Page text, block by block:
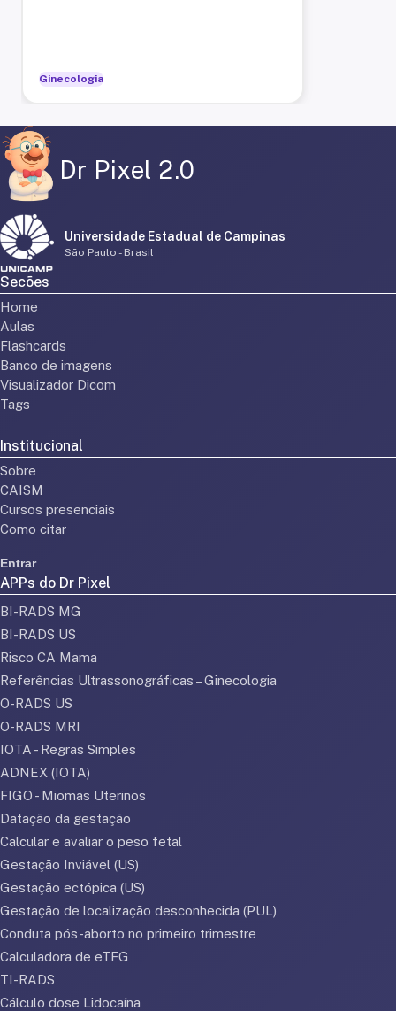
Ginecologia
Dr Pixel 2.0
Universidade Estadual de Campinas
São Paulo - Brasil
Secões
Home
Aulas
Flashcards
Banco de imagens
Visualizador Dicom
Tags
Institucional
Sobre
CAISM
Cursos presenciais
Como citar
Entrar
APPs do Dr Pixel
BI-RADS MG
BI-RADS US
Risco CA Mama
Referências Ultrassonográficas – Ginecologia
O-RADS US
O-RADS MRI
IOTA - Regras Simples
ADNEX (IOTA)
FIGO - Miomas Uterinos
Datação da gestação
Calcular e avaliar o peso fetal
Gestação Inviável (US)
Gestação ectópica (US)
Gestação de localização desconhecida (PUL)
Conduta pós-aborto no primeiro trimestre
Calculadora de eTFG
TI-RADS
Cálculo dose Lidocaína